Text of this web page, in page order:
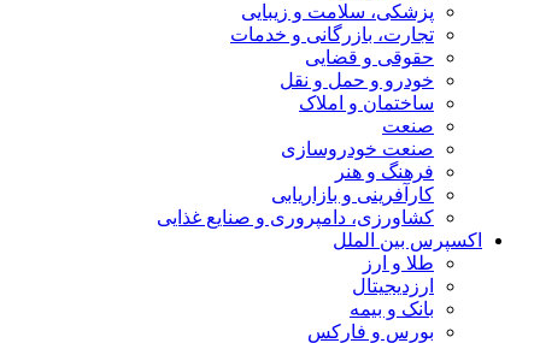
پزشکی، سلامت و زیبایی
تجارت، بازرگانی و خدمات
حقوقی و قضایی
خودرو و حمل و نقل
ساختمان و املاک
صنعت
صنعت خودروسازی
فرهنگ و هنر
کارآفرینی و بازاریابی
کشاورزی، دامپروری و صنایع غذایی
اکسپرس بین الملل
طلا و ارز
ارزدیجیتال
بانک و بیمه
بورس و فارکس